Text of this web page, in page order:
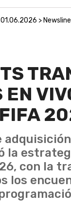
01.06.2026 >
EN
la
con la
los